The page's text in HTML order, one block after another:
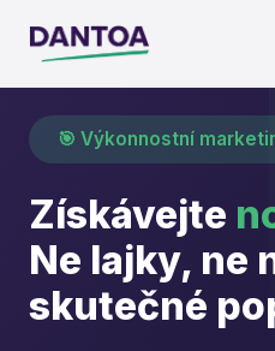
🎯 Výkonnostní
Získávejte
Ne lajky, ne
skutečné